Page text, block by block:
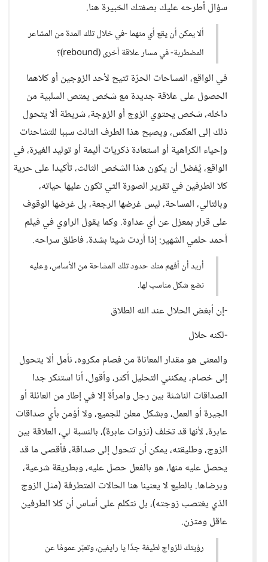
سؤال أطرحه عليك بصفتك الخبيرة هنا.
ألا يمكن أن يقع أي منهما -في خلال تلك المدة من المشاعر
المضطربة- في مسار علاقة أخرى (rebound)؟
في الواقع، المساحات الحرّة تتيح لأحد الزوجين أو كلاهما
الحصول على علاقة جديدة مع شخص يمتص السلبية من
داخله، شخص يحتوي الزوج أو الزوجة، شريطة ألا يتحول
ذلك إلى العكس، ويصبح هذا الطرف الثالث سببا للتشاحنات
وإحياء الكراهية أو استعادة ذكريات أليمة أو توليد الغيرة، في
الواقع، يُفضل أن يكون هذا الشخص الثالث، تأكيدا على حرية
كلا الطرفين في تقرير الصورة التي تكون عليها حياته،
وبالتالي، المساحة، ليس غرضها الرجعة، بل غرضها الوقوف
على قرار بمعزل عن أي عداوة. وكما يقول الراوي في فيلم
أحمد حلمي الشهير: إذا أردت شيئا بشدة، فاطلق سراحه.
أريد أن أفهم منك حدود تلك المشاحة من الأساس، وعليه
نضع شكل مناسب لها.
-إن أبغض الحلال عند الله الطلاق
-لكنه حلال
والمعنى هو مقدار المعاناة من فصام مكروه، نأمل ألا يتحول
إلى خصام، يمكنني التحليل أكثر، وأقول، أنا استنكر جدا
الصداقات الناشئة بين رجل وامرأة إلا في إطار من العائلة أو
الجيرة أو العمل، وبشكل معلن للجميع، ولا أؤمن بأي صداقات
عابرة، لأنها قد تخلف (نزوات عابرة)، بالنسبة لي، العلاقة بين
الزوج، وطليقته، يمكن أن تتحول إلى صداقة، فأقصى ما قد
يحصل عليه منها، هو بالفعل حصل عليه، وبطريقة شرعية،
وبرضاها. بالطبع لا يعنينا هنا الحالات المتطرفة (مثل الزوج
الذي يغتصب زوجته)، بل نتكلم على أساس أن كلا الطرفين
عاقل ومتزن.
رؤيتك للزواج لطيفة جدًا يا رايفين، وتعبّر عمومًا عن